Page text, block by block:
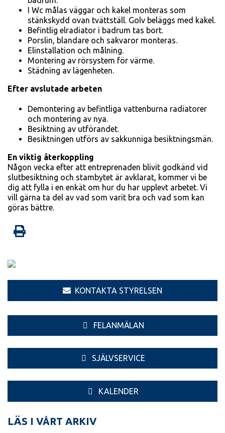
I Wc målas väggar och kakel monteras som
stänkskydd ovan tvättställ. Golv beläggs med ka­kel.
Befintlig elradiator i badrum tas bort.
Porslin, blandare och sakvaror monteras.
Elinstallation och målning.
Montering av rörsystem för vär­me.
Städning av lägenheten.
Efter avslutade arbeten
Demontering av befintliga vat­tenburna radiatorer
och monte­ring av nya.
Besiktning av utförandet.
Be­siktningen utförs av sakkunniga besiktningsmän.
En viktig återkoppling
Någon vecka efter att entreprena­den blivit godkänd vid
slutbesikt­ning och stambytet är avklarat, kommer vi be
dig att fylla i en en­kät om hur du har upplevt arbetet. Vi
vill gärna ta del av vad som varit bra och vad som kan
göras bättre.
KONTAKTA STYRELSEN
FELANMÄLAN
SJÄLVSERVICE
KALENDER
LÄS I VÅRT ARKIV